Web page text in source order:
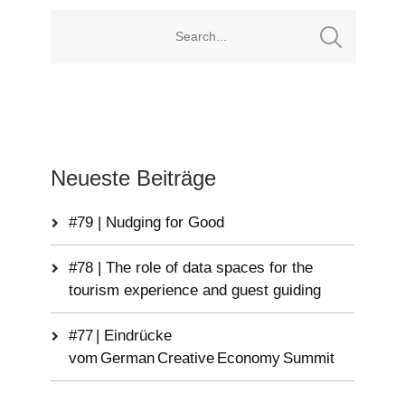
Neueste Beiträge
#79 | Nudging for Good
#78 | The role of data spaces for the
tourism experience and guest guiding
#77 | Eindrücke
vom German Creative Economy Summit